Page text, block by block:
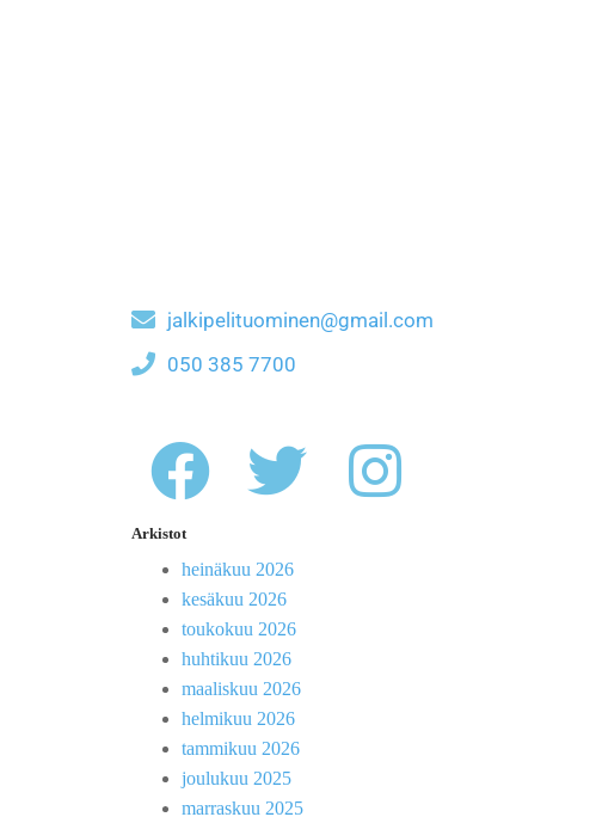
jalkipelituominen@gmail.com
050 385 7700
Arkistot
heinäkuu 2026
kesäkuu 2026
toukokuu 2026
huhtikuu 2026
maaliskuu 2026
helmikuu 2026
tammikuu 2026
joulukuu 2025
marraskuu 2025